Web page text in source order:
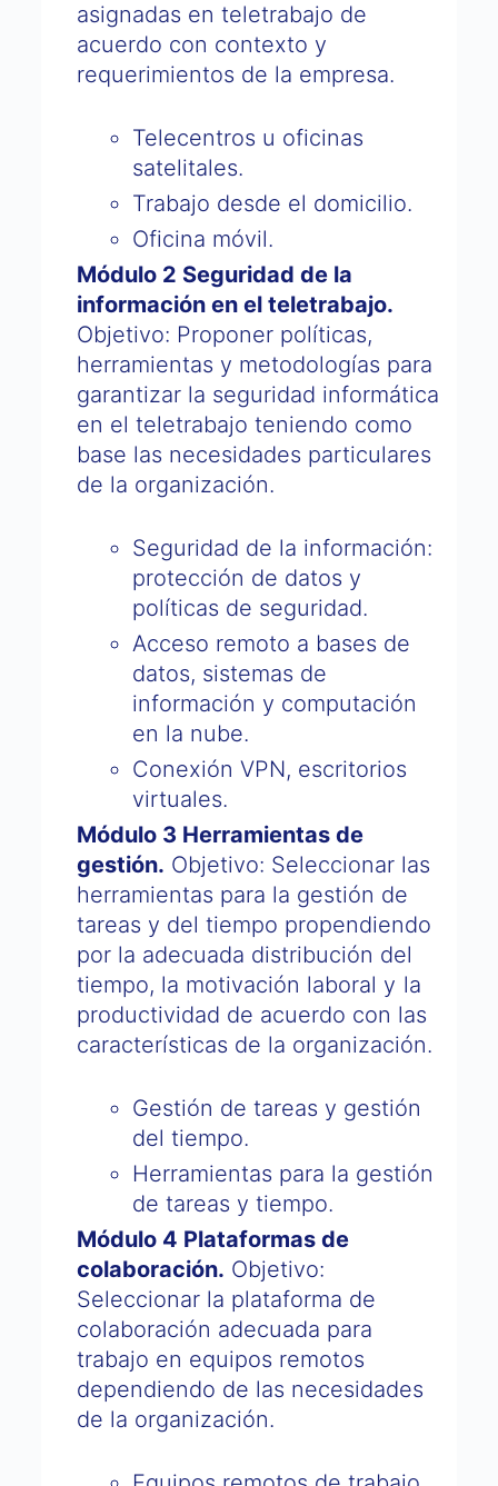
asignadas en teletrabajo de
acuerdo con contexto y
requerimientos de la empresa.
Telecentros u oficinas
satelitales.
Trabajo desde el domicilio.
Oficina móvil.
Módulo 2 Seguridad de la
información en el teletrabajo.
Objetivo: Proponer políticas,
herramientas y metodologías para
garantizar la seguridad informática
en el teletrabajo teniendo como
base las necesidades particulares
de la organización.
Seguridad de la información:
protección de datos y
políticas de seguridad.
Acceso remoto a bases de
datos, sistemas de
información y computación
en la nube.
Conexión VPN, escritorios
virtuales.
Módulo 3 Herramientas de
gestión. Objetivo: Seleccionar las
herramientas para la gestión de
tareas y del tiempo propendiendo
por la adecuada distribución del
tiempo, la motivación laboral y la
productividad de acuerdo con las
características de la organización.
Gestión de tareas y gestión
del tiempo.
Herramientas para la gestión
de tareas y tiempo.
Módulo 4 Plataformas de
colaboración. Objetivo:
Seleccionar la plataforma de
colaboración adecuada para
trabajo en equipos remotos
dependiendo de las necesidades
de la organización.